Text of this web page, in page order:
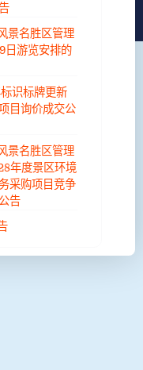
景名胜区管理
日游览安排的
识标牌更新
目询价成交公
景名胜区管理
年度景区环境
采购项目竞争
告